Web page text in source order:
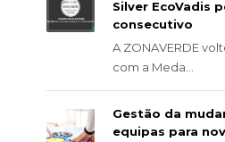
Silver EcoVadis
consecutivo
A ZONAVERDE
com a Meda...
Gestão da
equipas para